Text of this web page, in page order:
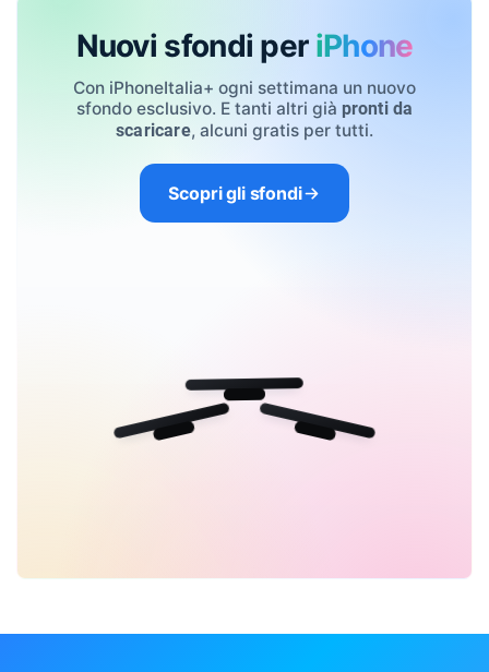
Nuovi sfondi per iPhone
Con iPhoneItalia+ ogni settimana un nuovo
sfondo esclusivo. E tanti altri già pronti da
scaricare, alcuni gratis per tutti.
Scopri gli sfondi